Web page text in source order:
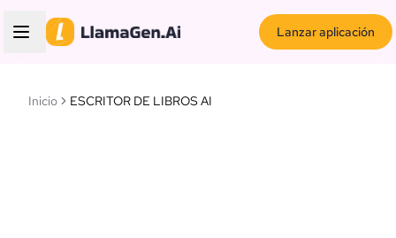
Lanzar aplicación
Inicio ESCRITOR DE LIBROS AI